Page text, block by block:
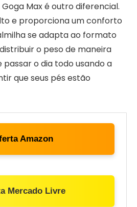
Max é outro diferencial.
e proporciona um conforto
se adapta ao formato
o peso de maneira
o dia todo usando a
que seus pés estão
Amazon
Mercado Livre